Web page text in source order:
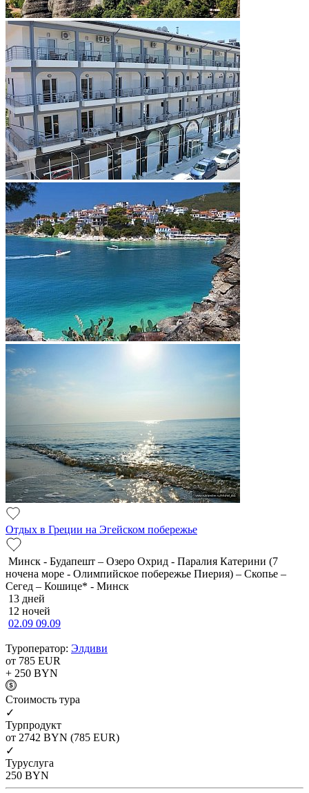
Отдых в Греции на Эгейском побережье
Минск - Будапешт – Озеро Охрид - Паралия Катерини (7
ночена море - Олимпийское побережье Пиерия) – Скопье –
Сегед – Кошице* - Минск
13 дней
12 ночей
02.09 09.09
Туроператор: Элдиви
от 785 EUR
+ 250 BYN
Cтоимость тура
✓
Турпродукт
от 2742 BYN (785 EUR)
✓
Туруслуга
250 BYN